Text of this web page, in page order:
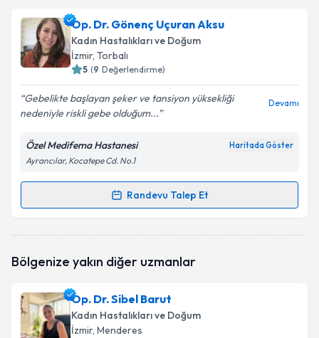
Op. Dr. Gönenç Uçuran Aksu
Kadın Hastalıkları ve Doğum
İzmir, Torbalı
5 (9 Değerlendirme)
Gebelikte başlayan şeker ve tansiyon yüksekliği
nedeniyle riskli gebe olduğum...
Devamı
Özel Medifema Hastanesi Haritada Göster
Ayrancılar, Kocatepe Cd. No.1
Randevu Talep Et
Randevu Takvimi Talebi
talebi oluşturun. Size bu uzmandan randevu almanız
bilgilendireceğiz.
E-posta Adresiniz
Bölgenize yakın diğer uzmanlar
Op. Dr. Sibel Barut
Kadın Hastalıkları ve Doğum
İzmir, Menderes